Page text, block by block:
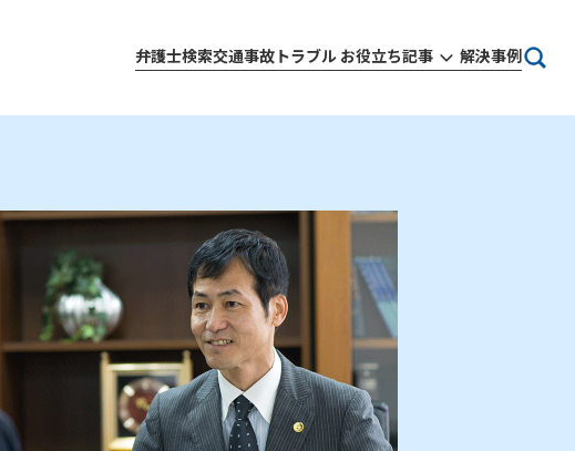
弁護士検索交通事故トラブル お役立ち記事 解決事例